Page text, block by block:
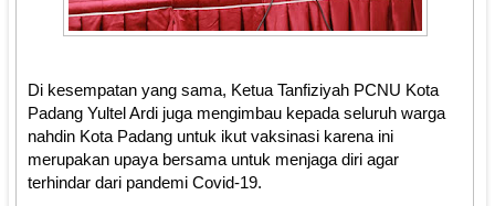
Di kesempatan yang sama, Ketua Tanfiziyah PCNU Kota
Padang Yultel Ardi juga mengimbau kepada seluruh warga
nahdin Kota Padang untuk ikut vaksinasi karena ini
merupakan upaya bersama untuk menjaga diri agar
terhindar dari pandemi Covid-19.